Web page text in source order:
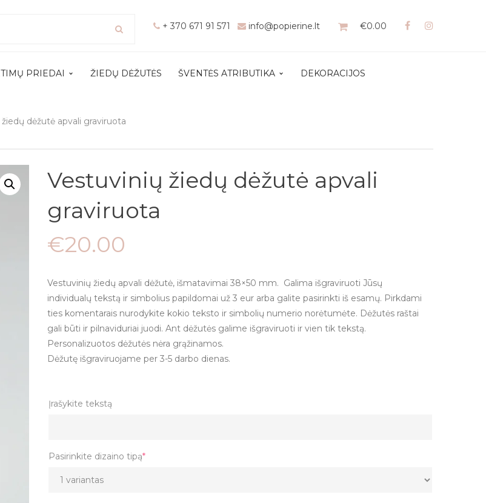
+ 370 671 91 571 info@popierine.lt €0.00
PRIEDAI ŽIEDŲ DĖŽUTĖS ŠVENTĖS ATRIBUTIKA DEKORACIJOS
dėžutė apvali graviruota
Vestuvinių žiedų dėžutė apvali
graviruota
€20.00
Vestuvinių žiedų apvali dėžutė, išmatavimai 38×50 mm. Galima išgraviruoti Jūsų
individualų tekstą ir simbolius papildomai už 3 eur arba galite pasirinkti iš esamų. Pirkdami
ties komentarais nurodykite kokio teksto ir simbolių numerio norėtumėte. Dėžutės raštai
gali būti ir pilnaviduriai juodi. Ant dėžutės galime išgraviruoti ir vien tik tekstą.
Personalizuotos dėžutės nėra grąžinamos.
Dėžutę išgraviruojame per 3-5 darbo dienas.
Įrašykite tekstą
Pasirinkite dizaino tipą*